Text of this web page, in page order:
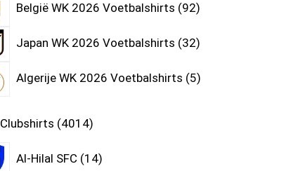
België WK 2026 Voetbalshirts 92
Japan WK 2026 Voetbalshirts 32
Algerije WK 2026 Voetbalshirts 5
Clubshirts 4014
Al-Hilal SFC 14